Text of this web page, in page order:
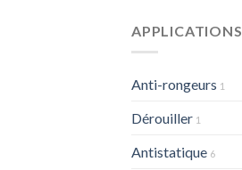
APPLICATIONS
Anti-rongeurs 1
Dérouiller 1
Antistatique 6